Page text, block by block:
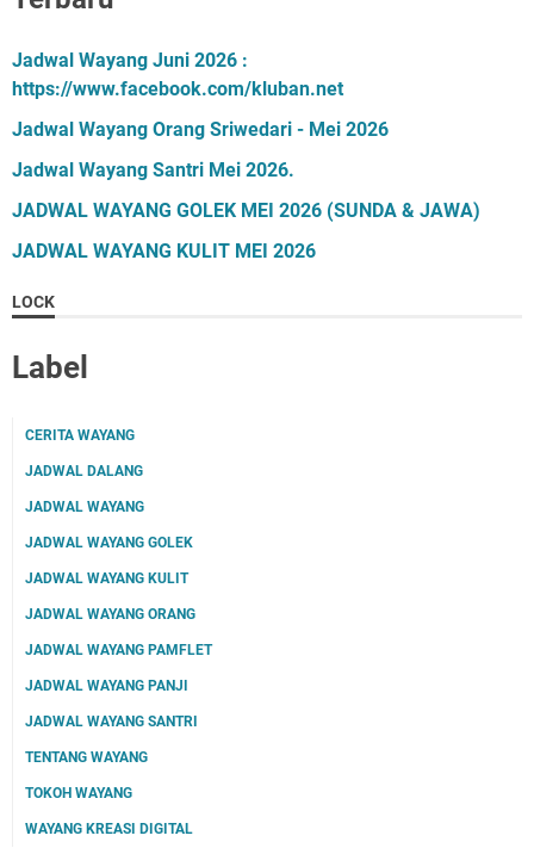
Jadwal Wayang Juni 2026 :
https://www.facebook.com/kluban.net
Jadwal Wayang Orang Sriwedari - Mei 2026
Jadwal Wayang Santri Mei 2026.
JADWAL WAYANG GOLEK MEI 2026 (SUNDA & JAWA)
JADWAL WAYANG KULIT MEI 2026
LOCK
Label
CERITA WAYANG
JADWAL DALANG
JADWAL WAYANG
JADWAL WAYANG GOLEK
JADWAL WAYANG KULIT
JADWAL WAYANG ORANG
JADWAL WAYANG PAMFLET
JADWAL WAYANG PANJI
JADWAL WAYANG SANTRI
TENTANG WAYANG
TOKOH WAYANG
WAYANG KREASI DIGITAL